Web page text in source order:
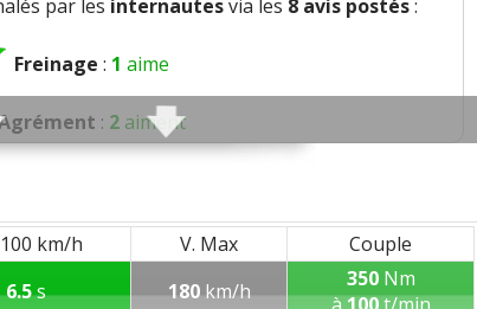
par les internautesvia les 8 avis postés:
Freinage : 1 aime
: 2aiment
et bruit perçu :1aime
des plastiques:1aime
km/h V. Max
Couple
6.5s 180km/h 350Nm